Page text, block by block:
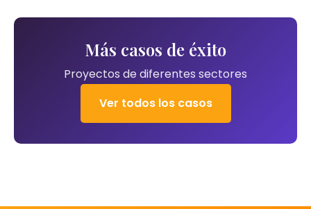
Más casos de éxito
Proyectos de diferentes sectores
Ver todos los casos